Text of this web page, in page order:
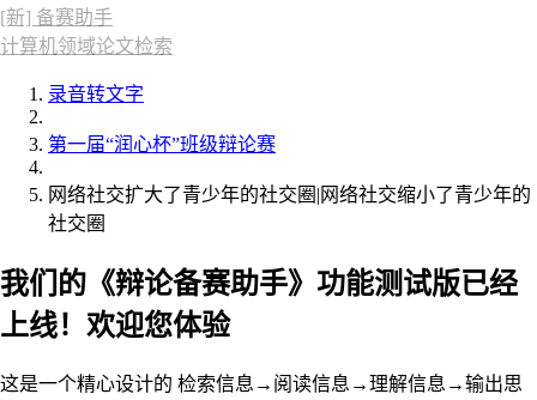
[新] 备赛助手
计算机领域论文检索
录音转文字
第一届“润心杯”班级辩论赛
网络社交扩大了青少年的社交圈|网络社交缩小了青少年的
社交圈
我们的《辩论备赛助手》功能测试版已经
上线！欢迎您体验
这是一个精心设计的 检索信息→阅读信息→理解信息→输出思